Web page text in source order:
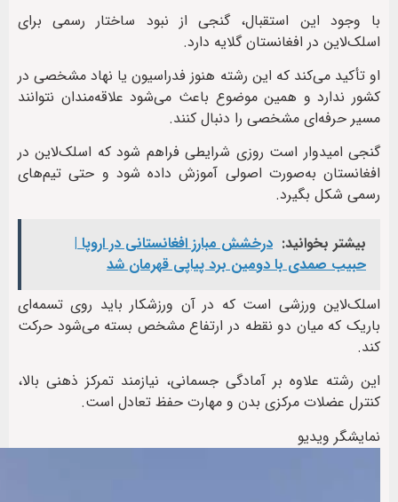
با وجود این استقبال، گنجی از نبود ساختار رسمی برای
اسلک‌لاین در افغانستان گلایه دارد.
او تأکید می‌کند که این رشته هنوز فدراسیون یا نهاد مشخصی در
کشور ندارد و همین موضوع باعث می‌شود علاقه‌مندان نتوانند
مسیر حرفه‌ای مشخصی را دنبال کنند.
گنجی امیدوار است روزی شرایطی فراهم شود که اسلک‌لاین در
افغانستان به‌صورت اصولی آموزش داده شود و حتی تیم‌های
رسمی شکل بگیرد.
بیشتر بخوانید: درخشش مبارز افغانستانی در اروپا |
حبیب صمدی با دومین برد پیاپی قهرمان شد
اسلک‌لاین ورزشی است که در آن ورزشکار باید روی تسمه‌ای
باریک که میان دو نقطه در ارتفاع مشخص بسته می‌شود حرکت
کند.
این رشته علاوه بر آمادگی جسمانی، نیازمند تمرکز ذهنی بالا،
کنترل عضلات مرکزی بدن و مهارت حفظ تعادل است.
نمایشگر ویدیو